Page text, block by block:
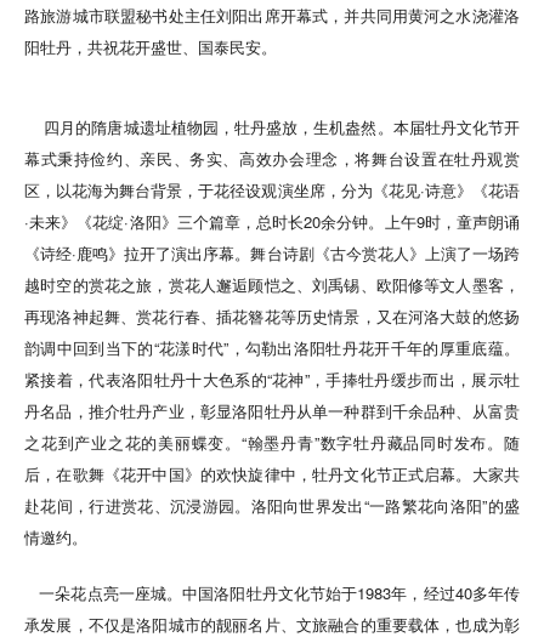
路旅游城市联盟秘书处主任刘阳出席开幕式，并共同用黄河之水浇灌洛
阳牡丹，共祝花开盛世、国泰民安。
四月的隋唐城遗址植物园，牡丹盛放，生机盎然。本届牡丹文化节开
幕式秉持俭约、亲民、务实、高效办会理念，将舞台设置在牡丹观赏
区，以花海为舞台背景，于花径设观演坐席，分为《花见·诗意》《花语
·未来》《花绽·洛阳》三个篇章，总时长20余分钟。上午9时，童声朗诵
《诗经·鹿鸣》拉开了演出序幕。舞台诗剧《古今赏花人》上演了一场跨
越时空的赏花之旅，赏花人邂逅顾恺之、刘禹锡、欧阳修等文人墨客，
再现洛神起舞、赏花行春、插花簪花等历史情景，又在河洛大鼓的悠扬
韵调中回到当下的“花漾时代”，勾勒出洛阳牡丹花开千年的厚重底蕴。
紧接着，代表洛阳牡丹十大色系的“花神”，手捧牡丹缓步而出，展示牡
丹名品，推介牡丹产业，彰显洛阳牡丹从单一种群到千余品种、从富贵
之花到产业之花的美丽蝶变。“翰墨丹青”数字牡丹藏品同时发布。随
后，在歌舞《花开中国》的欢快旋律中，牡丹文化节正式启幕。大家共
赴花间，行进赏花、沉浸游园。洛阳向世界发出“一路繁花向洛阳”的盛
情邀约。
一朵花点亮一座城。中国洛阳牡丹文化节始于1983年，经过40多年传
承发展，不仅是洛阳城市的靓丽名片、文旅融合的重要载体，也成为彰